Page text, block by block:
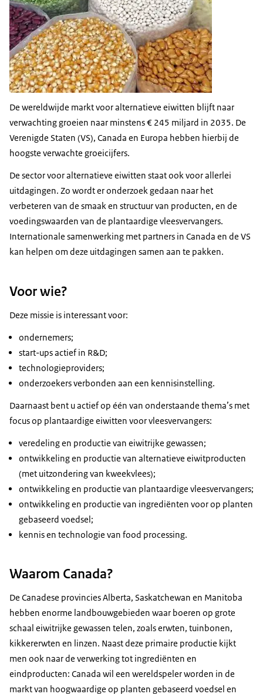
De wereldwijde markt voor alternatieve eiwitten blijft naar
verwachting groeien naar minstens € 245 miljard in 2035. De
Verenigde Staten (VS), Canada en Europa hebben hierbij de
hoogste verwachte groeicijfers.
De sector voor alternatieve eiwitten staat ook voor allerlei
uitdagingen. Zo wordt er onderzoek gedaan naar het
verbeteren van de smaak en structuur van producten, en de
voedingswaarden van de plantaardige vleesvervangers.
Internationale samenwerking met partners in Canada en de VS
kan helpen om deze uitdagingen samen aan te pakken.
Voor wie?
Deze missie is interessant voor:
ondernemers;
start-ups actief in R&D;
technologieproviders;
onderzoekers verbonden aan een kennisinstelling.
Daarnaast bent u actief op één van onderstaande thema’s met
focus op plantaardige eiwitten voor vleesvervangers:
veredeling en productie van eiwitrijke gewassen;
ontwikkeling en productie van alternatieve eiwitproducten
(met uitzondering van kweekvlees);
ontwikkeling en productie van plantaardige vleesvervangers;
ontwikkeling en productie van ingrediënten voor op planten
gebaseerd voedsel;
kennis en technologie van food processing.
Waarom Canada?
De Canadese provincies Alberta, Saskatchewan en Manitoba
hebben enorme landbouwgebieden waar boeren op grote
schaal eiwitrijke gewassen telen, zoals erwten, tuinbonen,
kikkererwten en linzen. Naast deze primaire productie kijkt
men ook naar de verwerking tot ingrediënten en
eindproducten: Canada wil een wereldspeler worden in de
markt van hoogwaardige op planten gebaseerd voedsel en